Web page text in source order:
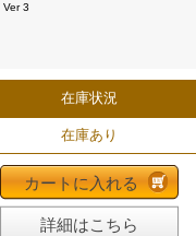
Ver 3
在庫状況
在庫あり
カートに入れる
詳細はこちら